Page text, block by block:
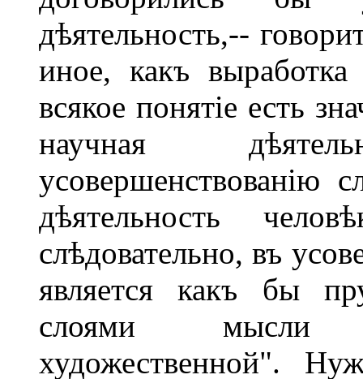
дѣятельность,--
иное, какъ
всякое понятіе есть
научная
усовершенствованію
дѣятельность
слѣдовательно, въ
является какъ бы
слоями мысли
художественной".